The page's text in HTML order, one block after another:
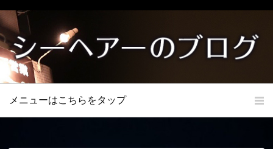
メニューはこちらをタップ